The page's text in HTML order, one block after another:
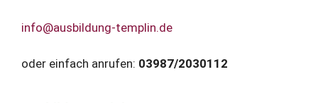
info@ausbildung-templin.de
oder einfach anrufen: 03987/2030112